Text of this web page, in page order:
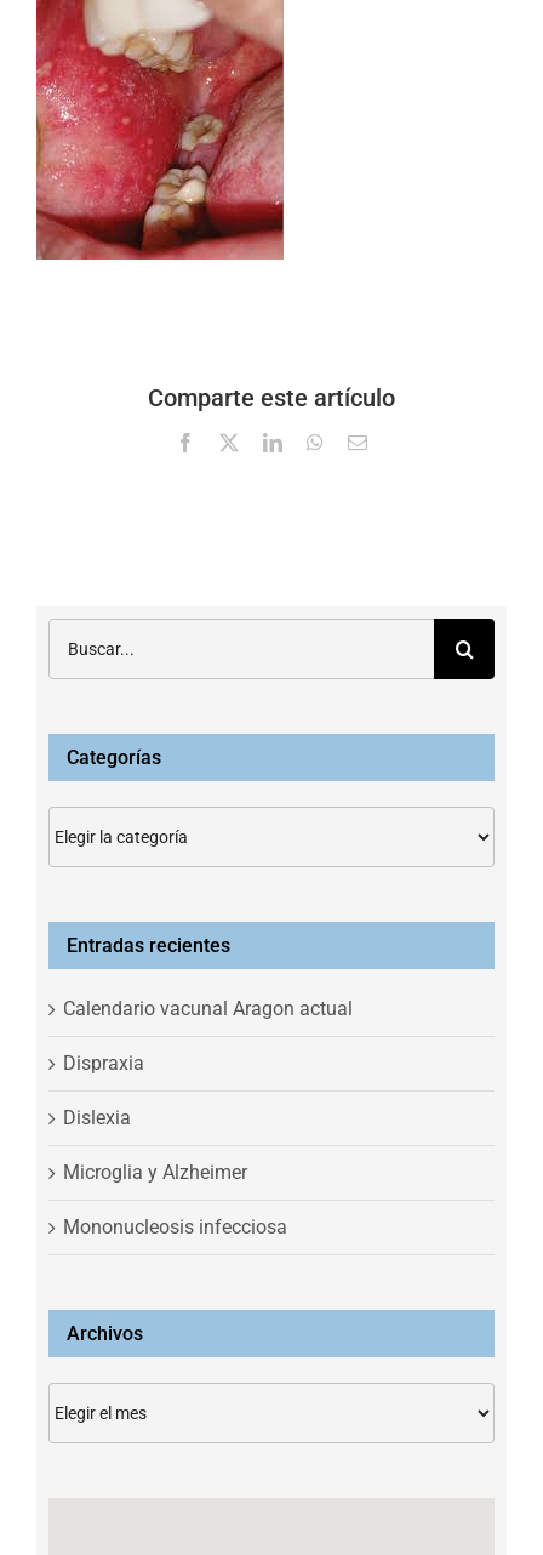
Comparte este artículo
Facebook LinkedInWhatsApp
Correo
Categorías
Entradas recientes
Calendario vacunal Aragon actual
Dispraxia
Dislexia
Microglia y Alzheimer
Mononucleosis infecciosa
Archivos